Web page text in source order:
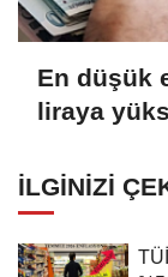
En düşük
liraya
İLGINIZI